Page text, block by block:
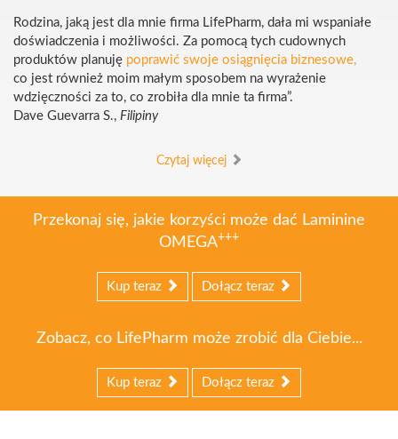
Rodzina, jaką jest dla mnie firma LifePharm, dała mi wspaniałe
doświadczenia i możliwości. Za pomocą tych cudownych
produktów planuję poprawić swoje osiągnięcia biznesowe,
co jest również moim małym sposobem na wyrażenie
wdzięczności za to, co zrobiła dla mnie ta firma”.
Dave Guevarra S., Filipiny
Czytaj więcej
Przekonaj się, jakie korzyści może dać Laminine
OMEGA+++
Kup teraz Dołącz teraz
Zobacz, co LifePharm może zrobić dla Ciebie...
Kup teraz Dołącz teraz